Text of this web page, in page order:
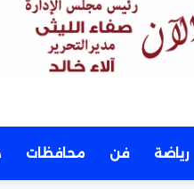
رياضة فن محافظات